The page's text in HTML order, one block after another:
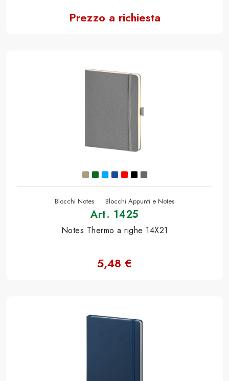
Prezzo a richiesta
Blocchi Notes Blocchi Appunti e Notes
Art. 1425
Notes Thermo a righe 14X21
5,48 €